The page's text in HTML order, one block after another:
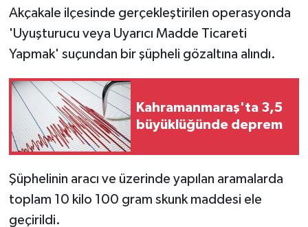
Akçakale ilçesinde gerçekleştirilen operasyonda
'Uyuşturucu veya Uyarıcı Madde Ticareti
Yapmak' suçundan bir şüpheli gözaltına alındı.
Kahramanmaraş'ta 3,5
büyüklüğünde deprem
Şüphelinin aracı ve üzerinde yapılan aramalarda
toplam 10 kilo 100 gram skunk maddesi ele
geçirildi.